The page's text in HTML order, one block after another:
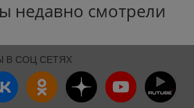
недавно смотрели
В СОЦ СЕТЯХ